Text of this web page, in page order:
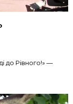
до Рівного!» —